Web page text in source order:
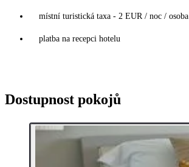
místní turistická taxa - 2 EUR / noc / osoba
platba na recepci hotelu
Dostupnost pokojů